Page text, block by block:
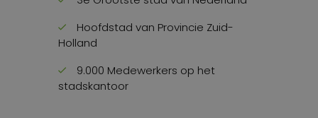
Hoofdstad van Provincie Zuid-
Holland
9.000 Medewerkers op het
stadskantoor